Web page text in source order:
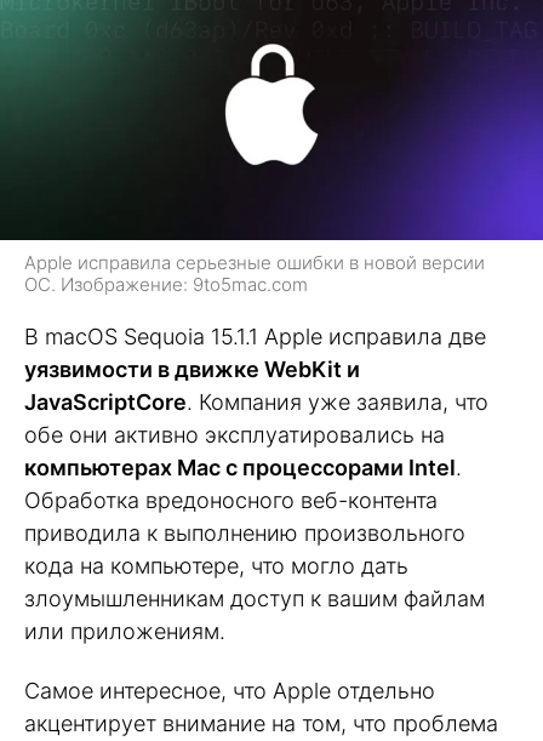
Apple исправила серьезные ошибки в новой версии
ОС. Изображение: 9to5mac.com
В macOS Sequoia 15.1.1 Apple исправила две
уязвимости в движке WebKit и
JavaScriptCore. Компания уже заявила, что
обе они активно эксплуатировались на
компьютерах Mac с процессорами Intel.
Обработка вредоносного веб-контента
приводила к выполнению произвольного
кода на компьютере, что могло дать
злоумышленникам доступ к вашим файлам
или приложениям.
Самое интересное, что Apple отдельно
акцентирует внимание на том, что проблема